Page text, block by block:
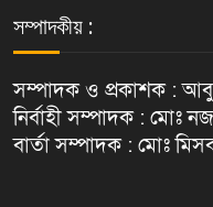
সম্পাদকীয় :
সম্পাদক ও প্রকাশক :
নির্বাহী সম্পাদক : মোঃ
বার্তা সম্পাদক : মোঃ